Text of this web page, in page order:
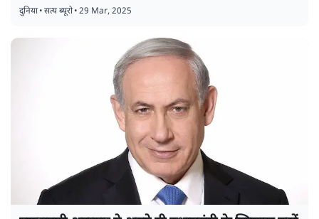
दुनिया•सत्य ब्यूरो•29 Mar, 2025